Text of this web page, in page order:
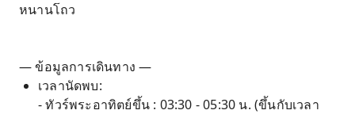
หนานโถว
— ข้อมูลการเดินทาง —
เวลานัดพบ:
- ทัวร์พระอาทิตย์ขึ้น : 03:30 - 05:30 น. (ขึ้นกับเวลา